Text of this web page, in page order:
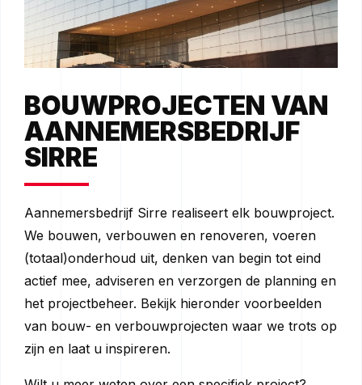
BOUWPROJECTEN VAN
AANNEMERSBEDRIJF
SIRRE
Aannemersbedrijf Sirre realiseert elk bouwproject.
We bouwen, verbouwen en renoveren, voeren
(totaal)onderhoud uit, denken van begin tot eind
actief mee, adviseren en verzorgen de planning en
het projectbeheer. Bekijk hieronder voorbeelden
van bouw- en verbouwprojecten waar we trots op
zijn en laat u inspireren.